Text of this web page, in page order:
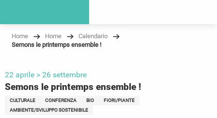
Home Home
Calendario
Semons le printemps ensemble !
22 aprile > 26 settembre
Semons le printemps ensemble !
CULTURALE CONFERENZA BIO
FIORI/PIANTE
AMBIENTE/SVILUPPO SOSTENIBILE